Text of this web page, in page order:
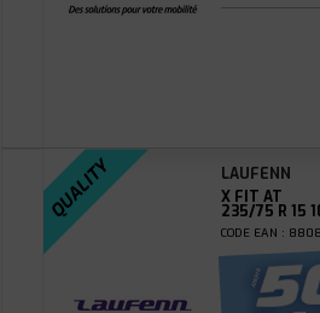
QUALITY
LAUFENN
X FIT AT
235/75 R 15
CODE EAN :